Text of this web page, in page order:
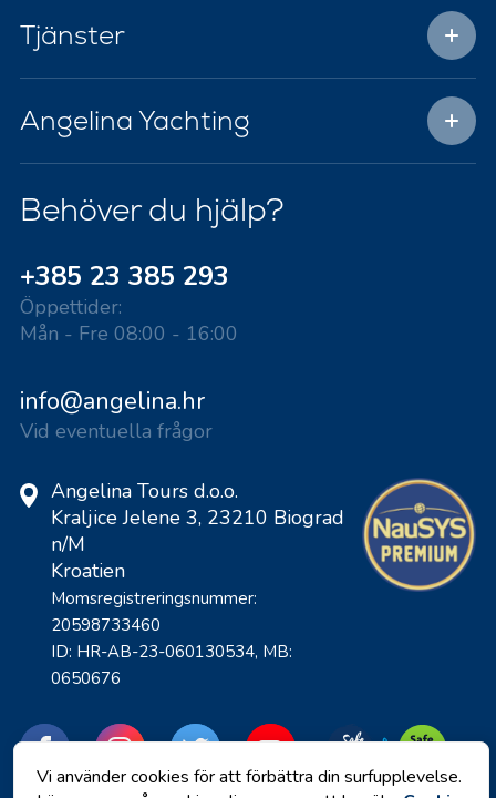
Tjänster
Angelina Yachting
Behöver du hjälp?
+385 23 385 293
Öppettider:
Mån - Fre 08:00 - 16:00
info@angelina.hr
Vid eventuella frågor
Angelina Tours d.o.o.
Kraljice Jelene 3, 23210 Biograd
n/M
Kroatien
Momsregistreringsnummer:
20598733460
ID: HR-AB-23-060130534, MB:
0650676
Vi använder cookies för att förbättra din surfupplevelse.